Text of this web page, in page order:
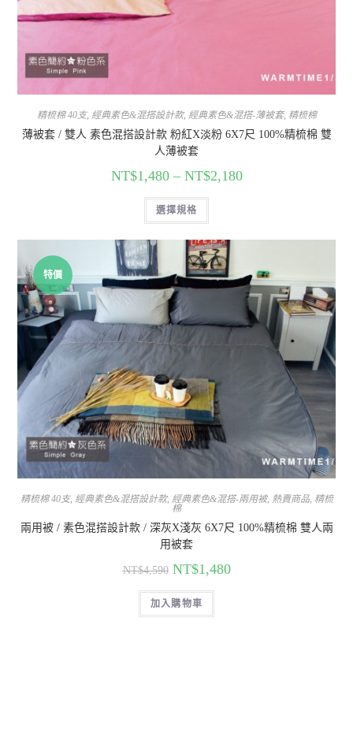
精梳棉 40支, 經典素色&混搭設計款, 經典素色&混搭-薄被套, 精梳棉
薄被套 / 雙人 素色混搭設計款 粉紅X淡粉 6X7尺 100%精梳棉 雙
人薄被套
NT$1,480– NT$2,180
選擇規格
特價
精梳棉 40支, 經典素色&混搭設計款, 經典素色&混搭-兩用被, 熱賣商品, 精梳
棉
兩用被 / 素色混搭設計款 / 深灰X淺灰 6X7尺 100%精梳棉 雙人兩
用被套
NT$4,590 NT$1,480
加入購物車